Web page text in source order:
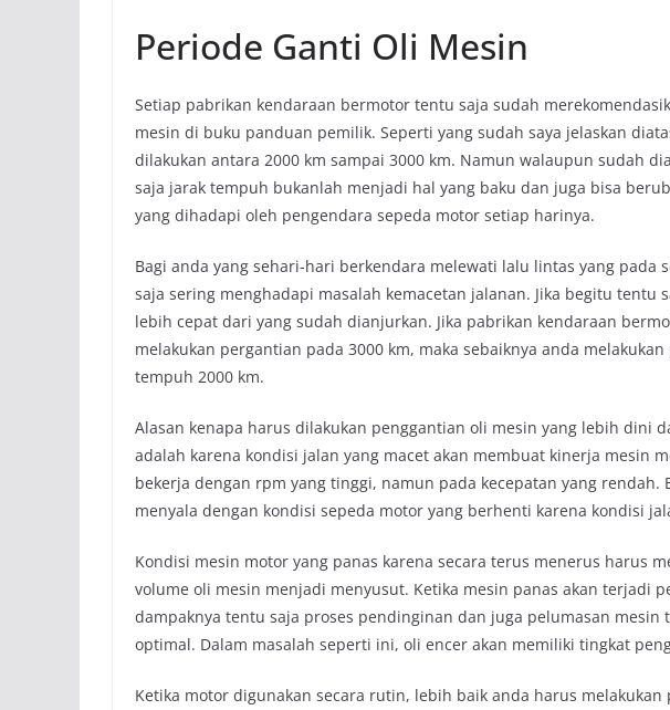
Periode Ganti Oli Mesin
Setiap pabrikan kendaraan bermotor tentu saja sudah
mesin di buku panduan pemilik. Seperti yang sudah saya jelaskan
dilakukan antara 2000 km sampai 3000 km. Namun walaupun sudah
saja jarak tempuh bukanlah menjadi hal yang baku dan juga bisa
yang dihadapi oleh pengendara sepeda motor setiap harinya.
Bagi anda yang sehari-hari berkendara melewati lalu lintas yang pada
saja sering menghadapi masalah kemacetan jalanan. Jika begitu tentu
lebih cepat dari yang sudah dianjurkan. Jika pabrikan kendaraan
melakukan pergantian pada 3000 km, maka sebaiknya anda
tempuh 2000 km.
Alasan kenapa harus dilakukan penggantian oli mesin yang lebih dini
adalah karena kondisi jalan yang macet akan membuat kinerja mesin
bekerja dengan rpm yang tinggi, namun pada kecepatan yang rendah.
menyala dengan kondisi sepeda motor yang berhenti karena kondisi
Kondisi mesin motor yang panas karena secara terus menerus harus
volume oli mesin menjadi menyusut. Ketika mesin panas akan terjadi
dampaknya tentu saja proses pendinginan dan juga pelumasan mesin
optimal. Dalam masalah seperti ini, oli encer akan memiliki tingkat
Ketika motor digunakan secara rutin, lebih baik anda harus